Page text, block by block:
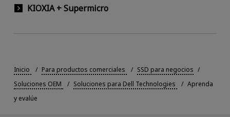
KIOXIA + Supermicro
Inicio Para productos comerciales
SSD para negocios
Soluciones OEM
Soluciones para Dell Technologies
Aprenda
y evalúe